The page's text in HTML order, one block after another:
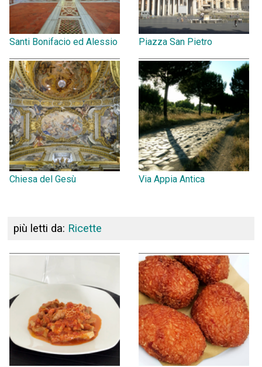
Santi Bonifacio ed Alessio Piazza San Pietro
Chiesa del Gesù Via Appia Antica
più letti da: Ricette